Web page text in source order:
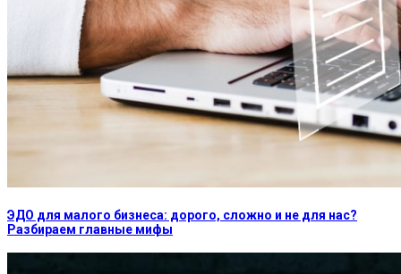
ЭДО для малого бизнеса: дорого, сложно и не для нас?
Разбираем главные мифы